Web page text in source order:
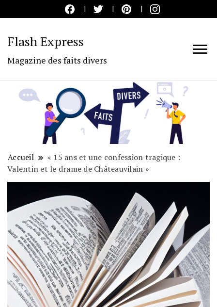
Flash Express
Magazine des faits divers
Accueil
« 15 ans et une confession tragique :
Valentin et le drame de Châteauvilain »